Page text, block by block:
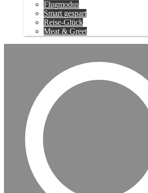
Flugmodus
Smart gespart
Reise-Glück
Meat & Greet